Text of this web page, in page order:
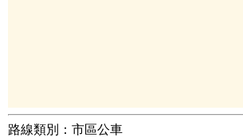
路線類別：市區公車